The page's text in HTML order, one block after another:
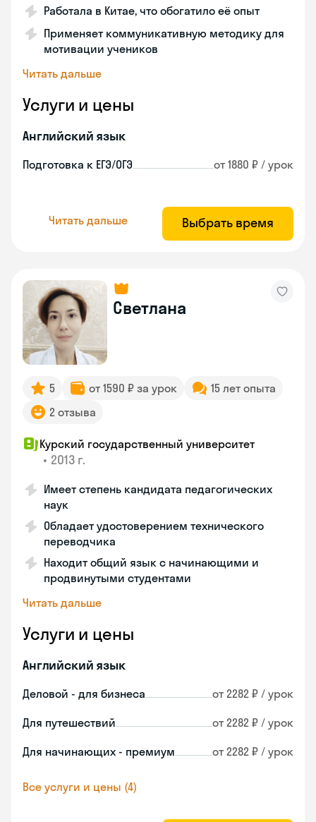
Работала в Китае, что обогатило её опыт
Применяет коммуникативную методику для
мотивации учеников
Читать дальше
Услуги и цены
Английский язык
Подготовка к ЕГЭ/ОГЭ от 1880 ₽ / урок
Читать дальше Выбрать время
Светлана
5 от 1590 ₽ за урок
15 лет опыта
2 отзыва
Курский государственный университет
• 2013 г.
Имеет степень кандидата педагогических
наук
Обладает удостоверением технического
переводчика
Находит общий язык с начинающими и
продвинутыми студентами
Читать дальше
Услуги и цены
Английский язык
Деловой - для бизнеса от 2282 ₽ / урок
Для путешествий от 2282 ₽ / урок
Для начинающих - премиум от 2282 ₽ / урок
Все услуги и цены (4)